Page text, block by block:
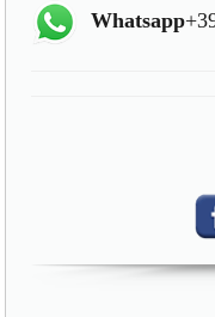
Whatsapp